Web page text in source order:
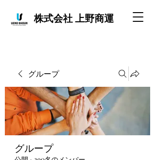
株式会社 上野商運
グループ
グループ